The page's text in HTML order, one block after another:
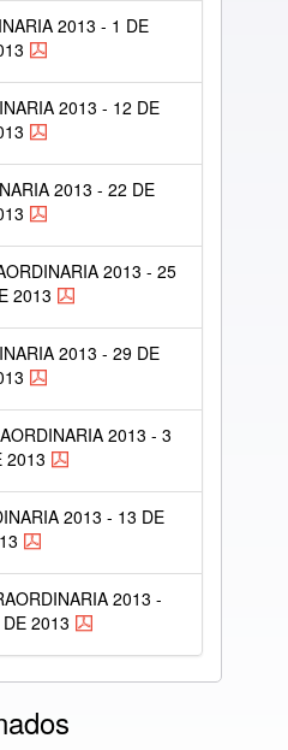
2013 - 1 DE
2013 - 12 DE
2013 - 22 DE
2013 - 25
2013
2013 - 29 DE
2013 - 3
2013
2013 - 13 DE
2013 -
2013